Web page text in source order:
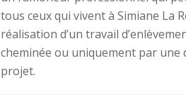
tous ceux qui vivent à Simiane La
réalisation d’un travail
cheminée ou uniquement par une
projet.